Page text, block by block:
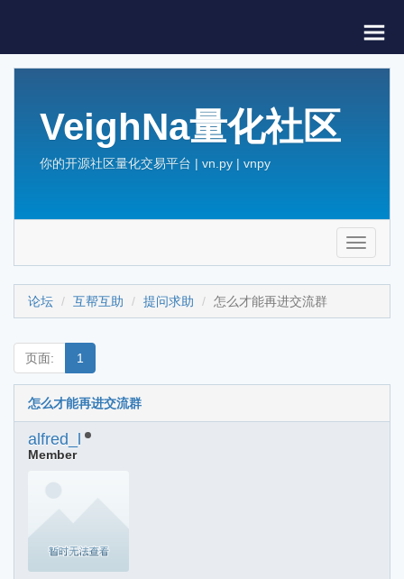
VeighNa量化社区
你的开源社区量化交易平台 | vn.py | vnpy
Toggle
论坛 互帮互助 提问求助 怎么才能再进交流群
页面: 1
怎么才能再进交流群
alfred_l
Member